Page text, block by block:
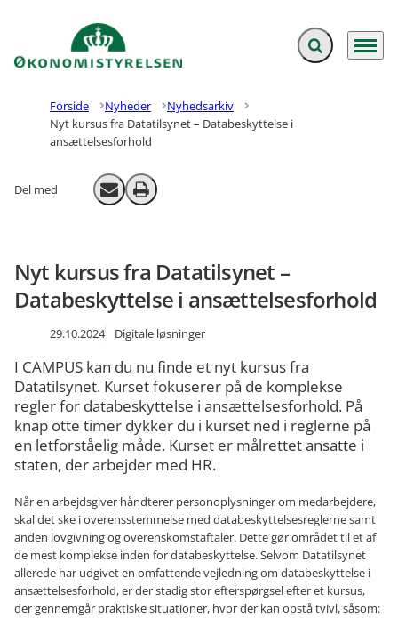
Gå til forsiden Fold søgefelt ud
Menu
Forside Nyheder
Nyhedsarkiv
Nyt kursus fra Datatilsynet – Databeskyttelse i
ansættelsesforhold
Del med Send email
Print
Nyt kursus fra Datatilsynet –
Databeskyttelse i ansættelsesforhold
29.10.2024 Digitale løsninger
I CAMPUS kan du nu finde et nyt kursus fra
Datatilsynet. Kurset fokuserer på de komplekse
regler for databeskyttelse i ansættelsesforhold. På
knap otte timer dykker du i kurset ned i reglerne på
en letforståelig måde. Kurset er målrettet ansatte i
staten, der arbejder med HR.
Når en arbejdsgiver håndterer personoplysninger om medarbejdere,
skal det ske i overensstemmelse med databeskyttelsesreglerne samt
anden lovgivning og overenskomstaftaler. Dette gør området til et af
de mest komplekse inden for databeskyttelse. Selvom Datatilsynet
allerede har udgivet en omfattende vejledning om databeskyttelse i
ansættelsesforhold, er der stadig stor efterspørgsel efter et kursus,
der gennemgår praktiske situationer, hvor der kan opstå tvivl, såsom: